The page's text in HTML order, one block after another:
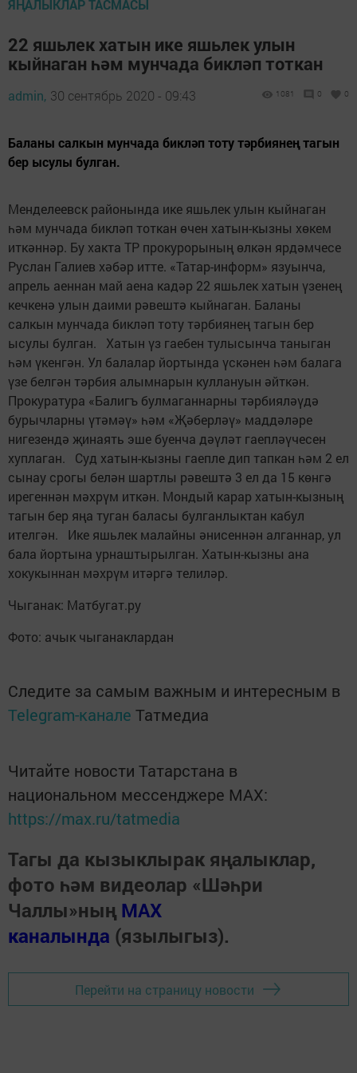
ЯҢАЛЫКЛАР ТАСМАСЫ
22 яшьлек хатын ике яшьлек улын
кыйнаган һәм мунчада бикләп тоткан
admin, 30 сентябрь 2020 - 09:43 1081 0 0
Баланы салкын мунчада бикләп тоту тәрбиянең тагын
бер ысулы булган.
Менделеевск районында ике яшьлек улын кыйнаган
һәм мунчада бикләп тоткан өчен хатын-кызны хөкем
иткәннәр. Бу хакта ТР прокурорының өлкән ярдәмчесе
Руслан Галиев хәбәр итте. «Татар-информ» язуынча,
апрель аеннан май аена кадәр 22 яшьлек хатын үзенең
кечкенә улын даими рәвештә кыйнаган. Баланы
салкын мунчада бикләп тоту тәрбиянең тагын бер
ысулы булган. Хатын үз гаебен тулысынча таныган
һәм үкенгән. Ул балалар йортында үскәнен һәм балага
үзе белгән тәрбия алымнарын куллануын әйткән.
Прокуратура «Балигъ булмаганнарны тәрбияләүдә
бурычларны үтәмәү» һәм «Җәберләү» маддәләре
нигезендә җинаять эше буенча дәүләт гаепләүчесен
хуплаган. Суд хатын-кызны гаепле дип тапкан һәм 2 ел
сынау срогы белән шартлы рәвештә 3 ел да 15 көнгә
ирегеннән мәхрүм иткән. Мондый карар хатын-кызның
тагын бер яңа туган баласы булганлыктан кабул
ителгән. Ике яшьлек малайны әнисеннән алганнар, ул
бала йортына урнаштырылган. Хатын-кызны ана
хокукыннан мәхрүм итәргә телиләр.
Чыганак: Матбугат.ру
Фото: ачык чыганаклардан
Следите за самым важным и интересным в
Telegram-канале Татмедиа
Читайте новости Татарстана в
национальном мессенджере MАХ:
https://max.ru/tatmedia
Тагы да кызыклырак яңалыклар,
фото һәм видеолар «Шәһри
Чаллы»ның MAX
каналында (язылыгыз).
Перейти на страницу новости